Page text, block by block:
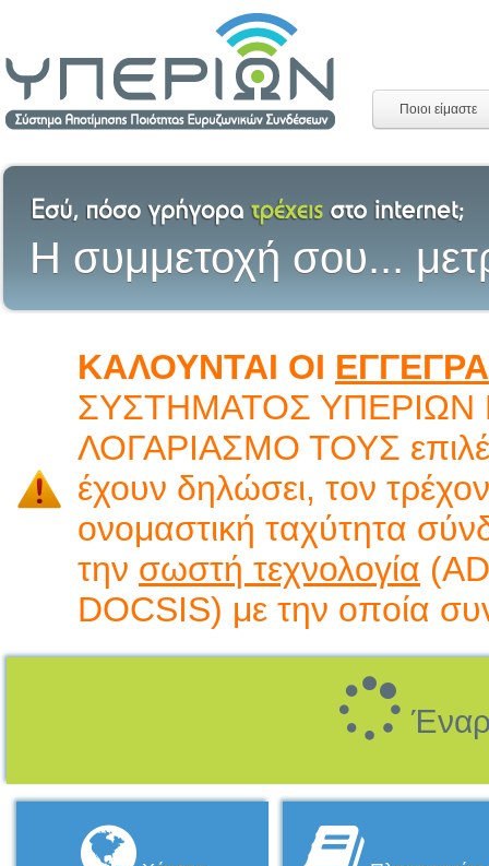
Ποιοι είμαστε
H συμμετοχή σου...
ΚΑΛΟΥΝΤΑΙ ΟΙ
ΣΥΣΤΗΜΑΤΟΣ
ΛΟΓΑΡΙΑΣΜΟ ΤΟΥΣ
έχουν δηλώσει, τον
ονομαστική ταχύτητα
την σωστή τεχνολογία
DOCSIS) με την οποία